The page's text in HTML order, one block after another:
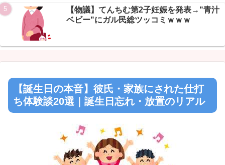
【物議】てんちむ第2子妊娠を発表→"青汁
ベビー"にガル民総ツッコミｗｗｗ
【誕生日の本音】彼氏・家族にされた仕打
ち体験談20選｜誕生日忘れ・放置のリアル